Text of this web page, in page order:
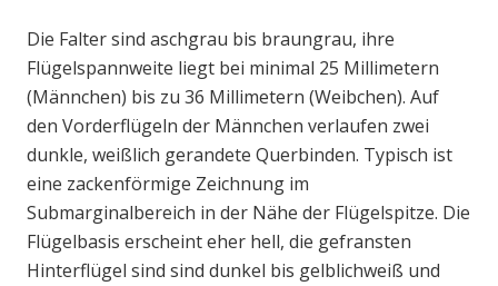
Die Falter sind aschgrau bis braungrau, ihre
Flügelspannweite liegt bei minimal 25 Millimetern
(Männchen) bis zu 36 Millimetern (Weibchen). Auf
den Vorderflügeln der Männchen verlaufen zwei
dunkle, weißlich gerandete Querbinden. Typisch ist
eine zackenförmige Zeichnung im
Submarginalbereich in der Nähe der Flügelspitze. Die
Flügelbasis erscheint eher hell, die gefransten
Hinterflügel sind sind dunkel bis gelblichweiß und